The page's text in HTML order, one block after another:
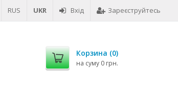
RUS UKR Вхід Зареєструйтесь
Корзина (0)
на суму 0 грн.